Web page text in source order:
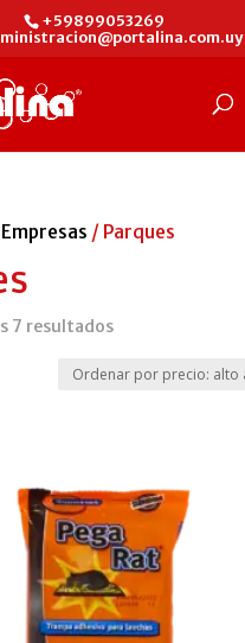
+59899053269
/ Parques
7 resultadosOrdenado
precio: